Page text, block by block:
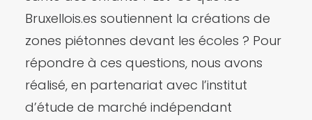
Bruxellois.es soutiennent la créations de
zones piétonnes devant les écoles ? Pour
répondre à ces questions, nous avons
réalisé, en partenariat avec l’institut
d’étude de marché indépendant